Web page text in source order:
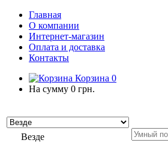
Главная
О компании
Интернет-магазин
Оплата и доставка
Контакты
Корзина 0
На сумму 0 грн.
Везде